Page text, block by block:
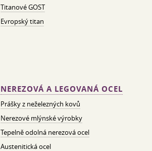
Titanové GOST
Evropský titan
NEREZOVÁ A LEGOVANÁ OCEL
Prášky z neželezných kovů
Nerezové mlýnské výrobky
Tepelně odolná nerezová ocel
Austenitická ocel